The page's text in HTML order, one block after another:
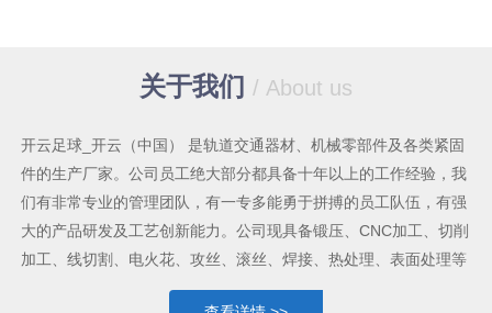
关于我们 / About us
开云足球_开云（中国） 是轨道交通器材、机械零部件及各类紧固
件的生产厂家。公司员工绝大部分都具备十年以上的工作经验，我
们有非常专业的管理团队，有一专多能勇于拼搏的员工队伍，有强
大的产品研发及工艺创新能力。公司现具备锻压、CNC加工、切削
加工、线切割、电火花、攻丝、滚丝、焊接、热处理、表面处理等
较为齐全的机械加工手段及能力，各类生产设备共六十多台套。我